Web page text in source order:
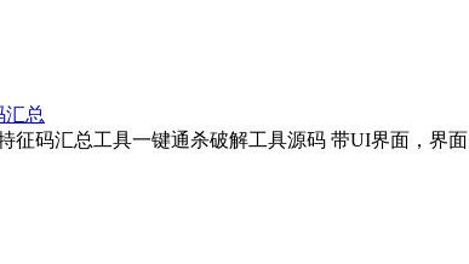
汇总
征码汇总工具一键通杀破解工具源码 带UI界面，界面